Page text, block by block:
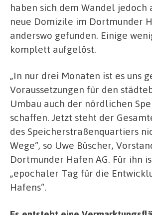
haben sich dem Wandel jedoch
neue Domizile im Dortmunder
anderswo gefunden. Einige
komplett aufgelöst.
„In nur drei Monaten ist es uns
Voraussetzungen für den
Umbau auch der nördlichen
schaffen. Jetzt steht der
des Speicherstraßenquartiers
Wege“, so Uwe Büscher,
Dortmunder Hafen AG. Für ihn
„epochaler Tag für die
Hafens“.